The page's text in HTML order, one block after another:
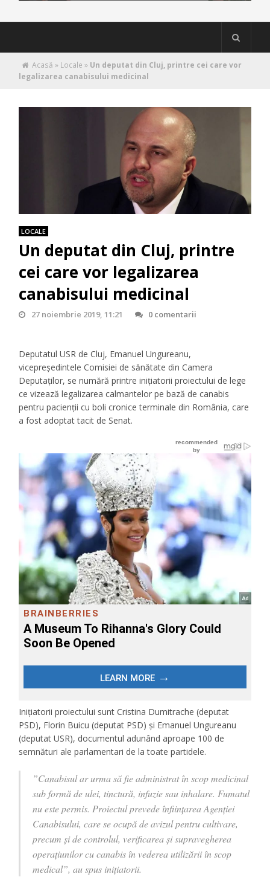
Acasă » Locale » Un deputat din Cluj, printre cei care vor
legalizarea canabisului medicinal
LOCALE
Un deputat din Cluj, printre
cei care vor legalizarea
canabisului medicinal
27 noiembrie 2019, 11:21 0 comentarii
Deputatul USR de Cluj, Emanuel Ungureanu,
vicepreședintele Comisiei de sănătate din Camera
Deputaților, se numără printre inițiatorii proiectului de lege
ce vizează legalizarea calmantelor pe bază de canabis
pentru pacienții cu boli cronice terminale din România, care
a fost adoptat tacit de Senat.
Inițiatorii proiectului sunt Cristina Dumitrache (deputat
PSD), Florin Buicu (deputat PSD) și Emanuel Ungureanu
(deputat USR), documentul adunând aproape 100 de
semnături ale parlamentari de la toate partidele.
”Canabisul ar urma să fie administrat în scop medicinal
sub formă de ulei, tinctură, infuzie sau inhalare. Fumatul
nu este permis. Proiectul prevede înființarea Agenției
Canabisului, care se ocupă de avizul pentru cultivare,
precum și de controlul, verificarea și supravegherea
operațiunilor cu canabis în vederea utilizării în scop
medical”, au spus inițiatorii.